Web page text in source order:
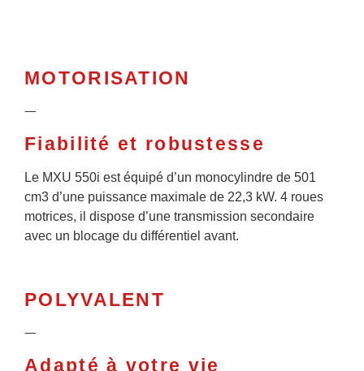
MOTORISATION
ᅳ
Fiabilité et robustesse
Le MXU 550i est équipé d’un monocylindre de 501
cm3 d’une puissance maximale de 22,3 kW. 4 roues
motrices, il dispose d’une transmission secondaire
avec un blocage du différentiel avant.
POLYVALENT
ᅳ
Adapté à votre vie